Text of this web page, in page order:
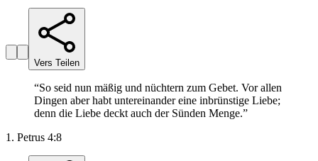
Vers Teilen
“So seid nun mäßig und nüchtern zum Gebet. Vor allen
Dingen aber habt untereinander eine inbrünstige Liebe;
denn die Liebe deckt auch der Sünden Menge.”
1. Petrus 4:8